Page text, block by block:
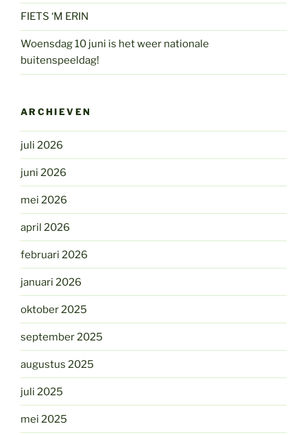
FIETS ‘M ERIN
Woensdag 10 juni is het weer nationale
buitenspeeldag!
ARCHIEVEN
juli 2026
juni 2026
mei 2026
april 2026
februari 2026
januari 2026
oktober 2025
september 2025
augustus 2025
juli 2025
mei 2025